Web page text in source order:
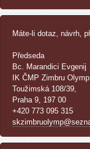
Máte-li dotaz, návrh,
Předseda
Bc. Marandici Evgenij
IK ČMP Zimbru Olymp
Toužimská 108/39,
Praha 9, 197 00
+420 773 095 315